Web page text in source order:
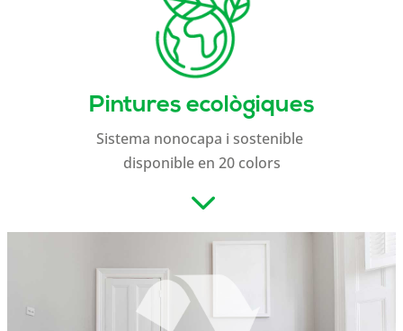
Pintures ecològiques
Sistema nonocapa i sostenible
disponible en 20 colors
3